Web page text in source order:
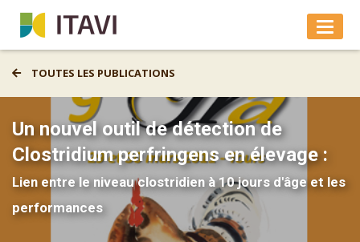
TOUTES LES PUBLICATIONS
Un nouvel outil de détection de
Clostridium perfringens en élevage :
Lien entre le niveau clostridien à 10 jours d'âge et les
performances